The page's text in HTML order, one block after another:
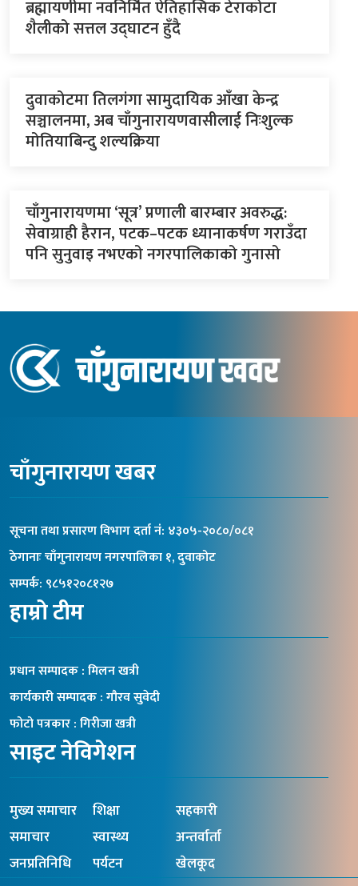
ब्रह्मायणीमा नवनिर्मित ऐतिहासिक टेराकोटा
शैलीको सत्तल उद्घाटन हुँदै
दुवाकोटमा तिलगंगा सामुदायिक आँखा केन्द्र
सञ्चालनमा, अब चाँगुनारायणवासीलाई निःशुल्क
मोतियाबिन्दु शल्यक्रिया
चाँगुनारायणमा ‘सूत्र’ प्रणाली बारम्बार अवरुद्ध:
सेवाग्राही हैरान, पटक–पटक ध्यानाकर्षण गराउँदा
पनि सुनुवाइ नभएको नगरपालिकाको गुनासो
चाँगुनारायण खबर
सूचना तथा प्रसारण विभाग दर्ता नंं: ४३०५-२०८०/०८१
ठेगानाः चाँगुनारायण नगरपालिका १, दुवाकोट
सम्पर्क: ९८५१२०८१२७
हाम्रो टीम
प्रधान सम्पादक : मिलन खत्री
कार्यकारी सम्पादक : गौरव सुवेदी
फोटो पत्रकार : गिरीजा खत्री
साइट नेविगेशन
मुख्य समाचार
समाचार
जनप्रतिनिधि
शिक्षा
स्वास्थ्य
पर्यटन
सहकारी
अन्तर्वार्ता
खेलकूद